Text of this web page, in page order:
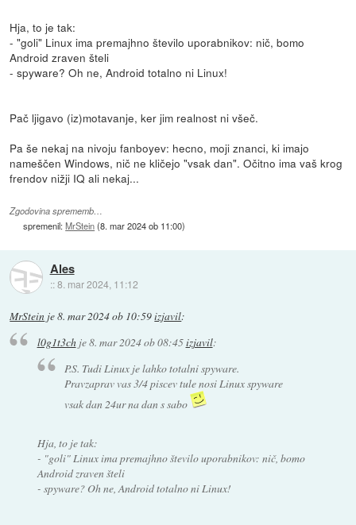
Hja, to je tak:
- "goli" Linux ima premajhno število uporabnikov: nič, bomo
Android zraven šteli
- spyware? Oh ne, Android totalno ni Linux!
Pač ljigavo (iz)motavanje, ker jim realnost ni všeč.
Pa še nekaj na nivoju fanboyev: hecno, moji znanci, ki imajo
nameščen Windows, nič ne kličejo "vsak dan". Očitno ima vaš krog
frendov nižji IQ ali nekaj...
Zgodovina sprememb…
spremenil:MrStein(8. mar 2024 ob 11:00)
Ales
::8. mar 2024, 11:12
MrStein je8. mar 2024 ob 10:59izjavil:
l0g1t3chje8. mar 2024 ob 08:45izjavil:
P.S. Tudi Linux je lahko totalni spyware.
Pravzaprav vas 3/4 piscev tule nosi Linux spyware
vsak dan 24ur na dan s sabo
Hja, to je tak:
- "goli" Linux ima premajhno število uporabnikov: nič, bomo
Android zraven šteli
- spyware? Oh ne, Android totalno ni Linux!